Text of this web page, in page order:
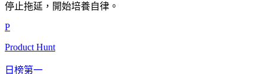
停止拖延，開始培養自律。
P
Product Hunt
日榜第一